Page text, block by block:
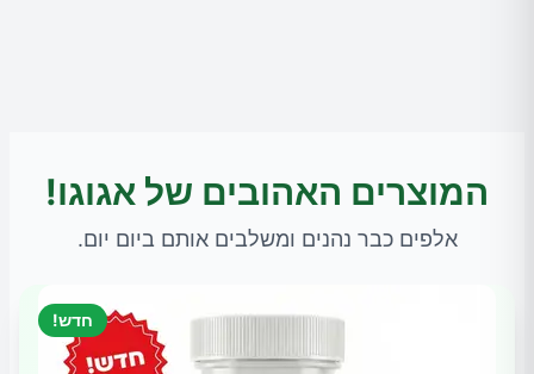
המוצרים האהובים של אגוגו!
אלפים כבר נהנים ומשלבים אותם ביום יום.
חדש!